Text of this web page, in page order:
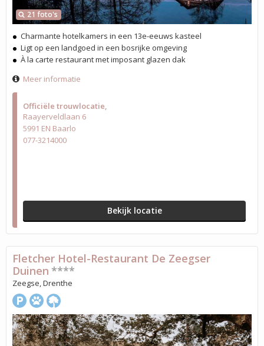
Officiële trouwlocatie
Raayerveldlaan 6
5991 EN Baarlo
077-3214000
Bekijk locatie
21 foto's
Charmante hotelkamers in een 13e-eeuws kasteel
Ligt op een landgoed in een bosrijke omgeving
À la carte restaurant met imposant glazen dak
Meer informatie
Fletcher Hotel-Restaurant De Zeegser
Duinen ****
Zeegse, Drenthe